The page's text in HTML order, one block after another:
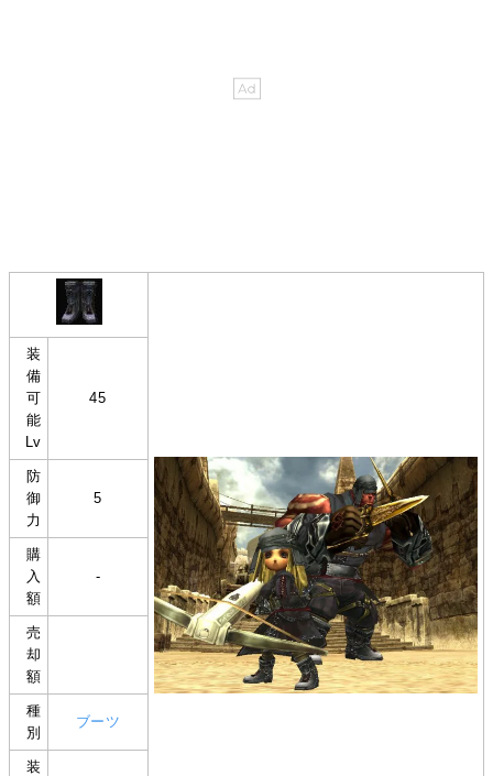
装
備
可
能
Lv
45
防
御
力
5
購
入
額
-
売
却
額
種
別
ブーツ
装